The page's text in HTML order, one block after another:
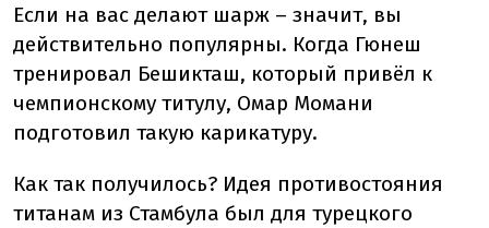
Если на вас делают шарж – значит, вы
действительно популярны. Когда Гюнеш
тренировал Бешикташ, который привёл к
чемпионскому титулу, Омар Момани
подготовил такую карикатуру.
Как так получилось? Идея противостояния
титанам из Стамбула был для турецкого